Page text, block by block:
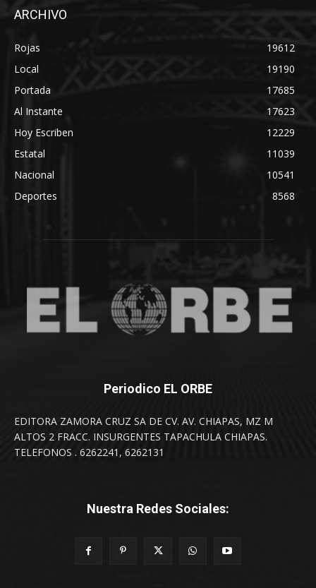
ARCHIVO
Rojas
19612
Local
19190
Portada
17685
Al Instante
17623
Hoy Escriben
12229
Estatal
11039
Nacional
10541
Deportes
8568
Periodico EL ORBE
EDITORA ZAMORA CRUZ SA DE CV. AV. CHIAPAS, MZ M
ALTOS 2 FRACC. INSURGENTES TAPACHULA CHIAPAS.
TELEFONOS . 6262241, 6262131
Nuestra Redes Sociales: